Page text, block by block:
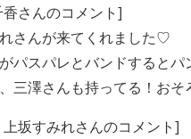
さんのコメント]
さんが来てくれました♡
パスパレとバンドするとパ
三澤さんも持ってる！おそ
坂すみれさんのコメント]